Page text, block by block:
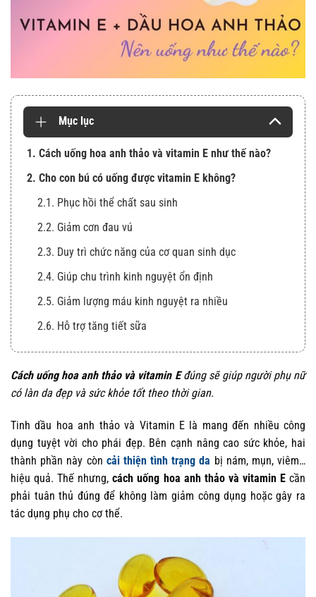
Mục lục
1. Cách uống hoa anh thảo và vitamin E như thế nào?
2. Cho con bú có uống được vitamin E không?
2.1. Phục hồi thể chất sau sinh
2.2. Giảm cơn đau vú
2.3. Duy trì chức năng của cơ quan sinh dục
2.4. Giúp chu trình kinh nguyệt ổn định
2.5. Giảm lượng máu kinh nguyệt ra nhiều
2.6. Hỗ trợ tăng tiết sữa
Cách uống hoa anh thảo và vitamin Eđúng sẽ giúp người phụ nữ
có làn da đẹp và sức khỏe tốt theo thời gian.
Tinh dầu hoa anh thảo và Vitamin E là mang đến nhiều công
dụng tuyệt vời cho phái đẹp. Bên cạnh nâng cao sức khỏe, hai
thành phần này còn cải thiện tình trạng da bị nám, mụn, viêm…
hiệu quả. Thế nhưng,cách uống hoa anh thảo và vitamin Ecần
phải tuân thủ đúng để không làm giảm công dụng hoặc gây ra
tác dụng phụ cho cơ thể.